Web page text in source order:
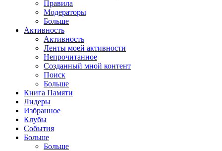
Правила
Модераторы
Больше
Активность
Активность
Ленты моей активности
Непрочитанное
Созданный мной контент
Поиск
Больше
Книга Памяти
Лидеры
Избранное
Клубы
События
Больше
Больше